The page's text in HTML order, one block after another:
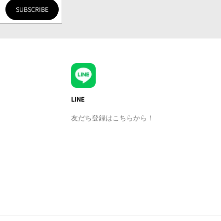
SUBSCRIBE
LINE
友だち登録はこちらから！